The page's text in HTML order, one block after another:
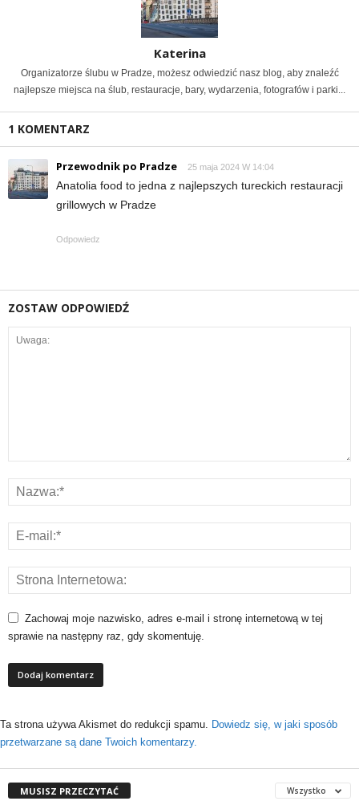
Katerina
Organizatorze ślubu w Pradze, możesz odwiedzić nasz blog, aby znaleźć
najlepsze miejsca na ślub, restauracje, bary, wydarzenia, fotografów i parki...
1 KOMENTARZ
Przewodnik po Pradze 25 maja 2024 W 14:04
Anatolia food to jedna z najlepszych tureckich restauracji
grillowych w Pradze
Odpowiedz
ZOSTAW ODPOWIEDŹ
Zachowaj moje nazwisko, adres e-mail i stronę internetową w tej
sprawie na następny raz, gdy skomentuję.
Ta strona używa Akismet do redukcji spamu. Dowiedz się, w jaki sposób
przetwarzane są dane Twoich komentarzy.
MUSISZ PRZECZYTAĆ Wszystko